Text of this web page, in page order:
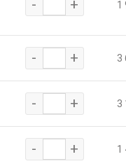
- + 1
- + 3
- + 3
- + 1